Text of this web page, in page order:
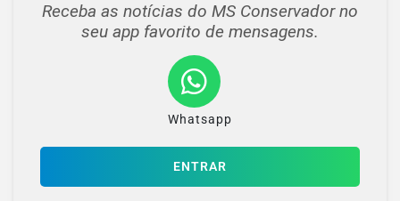
Receba as notícias do MS Conservador no
seu app favorito de mensagens.
Whatsapp
ENTRAR